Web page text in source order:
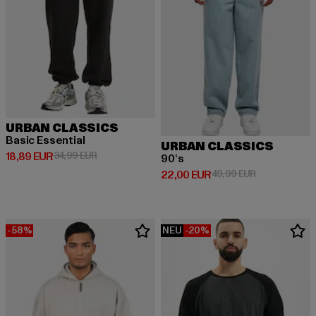
URBAN CLASSICS
Basic Essential
18,89 EUR
Derzeitiger Preis: 18,89 EUR
34,99 EURAktionspreis: 34,99 EUR
URBAN CLASSICS
90‘s
22,00 EUR
Derzeitiger Preis: 22,00 EUR
49,99 EURAktionspreis:
-58% NEU -20%